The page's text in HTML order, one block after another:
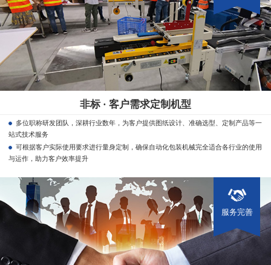
非标 · 客户需求定制机型
多位职称研发团队，深耕行业数年，为客户提供图纸设计、准确选型、定制产品等一
站式技术服务
可根据客户实际使用要求进行量身定制，确保自动化包装机械完全适合各行业的使用
与运作，助力客户效率提升
服务完善